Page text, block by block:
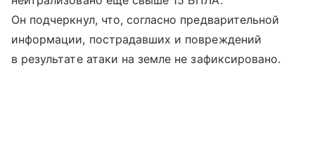
Он подчеркнул, что, согласно предварительной
информации, пострадавших и повреждений
в результате атаки на земле не зафиксировано.